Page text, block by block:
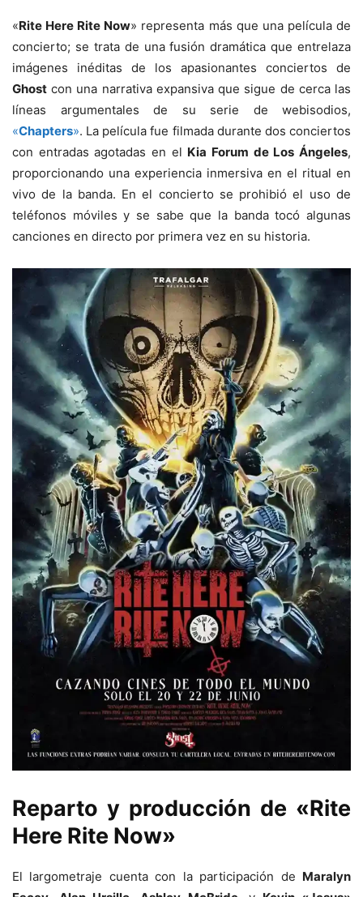
«Rite Here Rite Now» representa más que una película de
concierto; se trata de una fusión dramática que entrelaza
imágenes inéditas de los apasionantes conciertos de
Ghost con una narrativa expansiva que sigue de cerca las
líneas argumentales de su serie de webisodios,
«Chapters». La película fue filmada durante dos conciertos
con entradas agotadas en el Kia Forum de Los Ángeles,
proporcionando una experiencia inmersiva en el ritual en
vivo de la banda. En el concierto se prohibió el uso de
teléfonos móviles y se sabe que la banda tocó algunas
canciones en directo por primera vez en su historia.
Reparto y producción de «Rite
Here Rite Now»
El largometraje cuenta con la participación de Maralyn